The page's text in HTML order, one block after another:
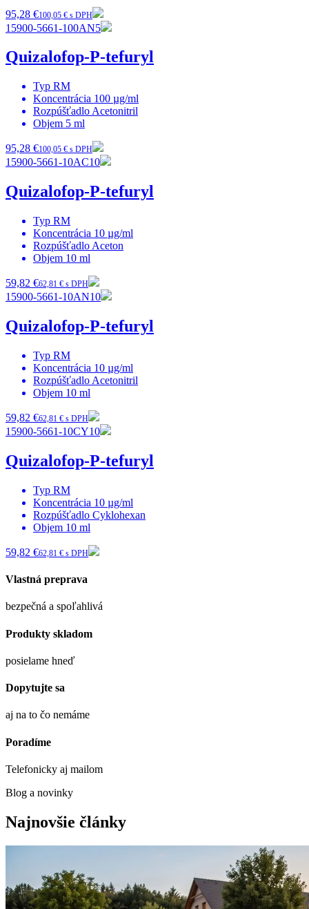
95,28 €100,05 € s DPH
15900-5661-100AN5
Quizalofop-P-tefuryl
Typ RM
Koncentrácia 100 µg/ml
Rozpúšťadlo Acetonitril
Objem 5 ml
95,28 €100,05 € s DPH
15900-5661-10AC10
Quizalofop-P-tefuryl
Typ RM
Koncentrácia 10 µg/ml
Rozpúšťadlo Aceton
Objem 10 ml
59,82 €62,81 € s DPH
15900-5661-10AN10
Quizalofop-P-tefuryl
Typ RM
Koncentrácia 10 µg/ml
Rozpúšťadlo Acetonitril
Objem 10 ml
59,82 €62,81 € s DPH
15900-5661-10CY10
Quizalofop-P-tefuryl
Typ RM
Koncentrácia 10 µg/ml
Rozpúšťadlo Cyklohexan
Objem 10 ml
59,82 €62,81 € s DPH
Vlastná preprava
bezpečná a spoľahlivá
Produkty skladom
posielame hneď
Dopytujte sa
aj na to čo nemáme
Poradíme
Telefonicky aj mailom
Blog a novinky
Najnovšie články